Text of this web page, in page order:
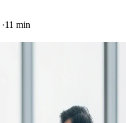
·11 min